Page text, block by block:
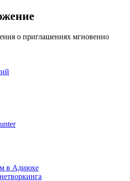
о приглашениях мгновенно
в Адиюхе